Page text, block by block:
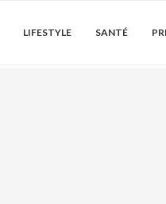
LIFESTYLE SANTÉ